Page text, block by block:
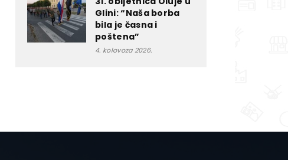
Glini: “Naša borba
bila je časna i
poštena”
4. kolovoza 2026.